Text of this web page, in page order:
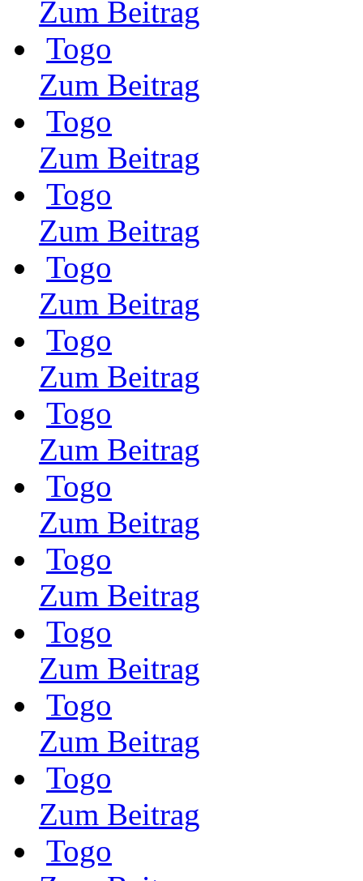
Zum Beitrag
Togo
Zum Beitrag
Togo
Zum Beitrag
Togo
Zum Beitrag
Togo
Zum Beitrag
Togo
Zum Beitrag
Togo
Zum Beitrag
Togo
Zum Beitrag
Togo
Zum Beitrag
Togo
Zum Beitrag
Togo
Zum Beitrag
Togo
Zum Beitrag
Togo